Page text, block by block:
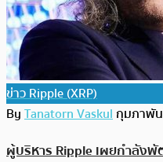
ข่าว Ripple (XRP)
ByTanatorn Vaskulกุมภาพั
ผู้บริหาร Ripple เผยกำลังพั